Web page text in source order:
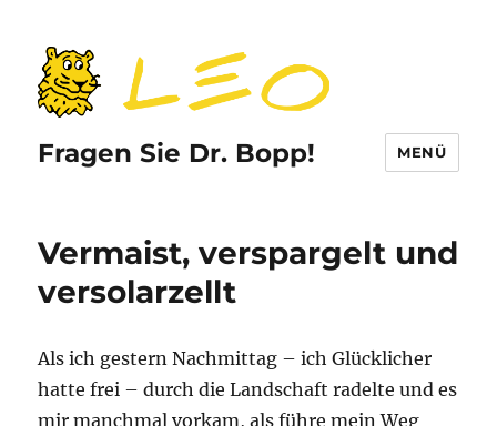
Fragen Sie Dr. Bopp! MENÜ
Vermaist, verspargelt und
versolarzellt
Als ich gestern Nachmittag – ich Glücklicher
hatte frei – durch die Landschaft radelte und es
mir manchmal vorkam, als führe mein Weg